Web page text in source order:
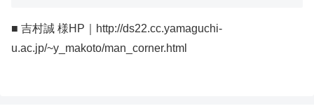
■ 吉村誠 様HP｜http://ds22.cc.yamaguchi-
u.ac.jp/~y_makoto/man_corner.html